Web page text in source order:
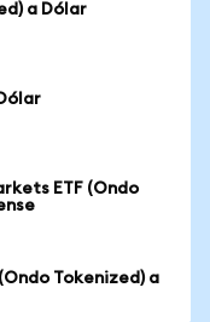
a Dólar
ETF (Ondo
Tokenized) a